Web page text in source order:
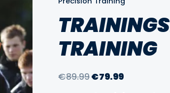
TRAINING
€89.99Oorspronkelijke
€79.99Huidige